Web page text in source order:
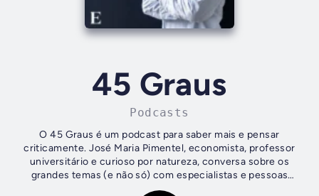
45 Graus
Podcasts
O 45 Graus é um podcast para saber mais e pensar
criticamente. José Maria Pimentel, economista, professor
universitário e curioso por natureza, conversa sobre os
grandes temas (e não só) com especialistas e pessoas
cujas ideias vale a pena ouvir. São...